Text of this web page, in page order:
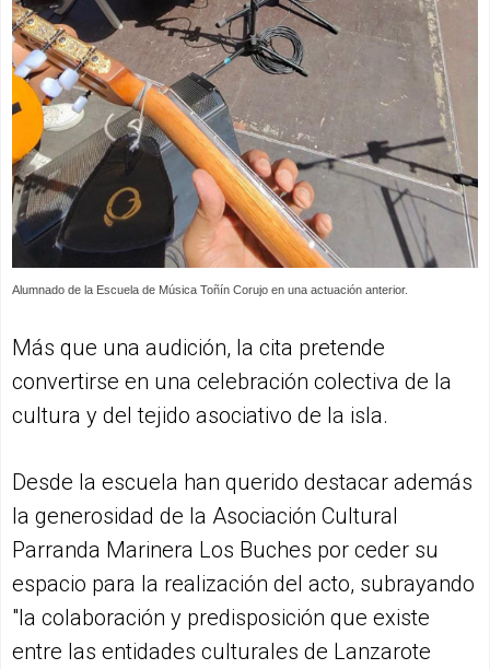
Alumnado de la Escuela de Música Toñín Corujo en una actuación anterior.
Más que una audición, la cita pretende
convertirse en una celebración colectiva de la
cultura y del tejido asociativo de la isla.
Desde la escuela han querido destacar además
la generosidad de la Asociación Cultural
Parranda Marinera Los Buches por ceder su
espacio para la realización del acto, subrayando
"la colaboración y predisposición que existe
entre las entidades culturales de Lanzarote